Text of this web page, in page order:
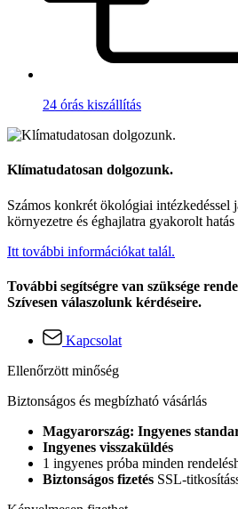
24 órás kiszállítás
Klímatudatosan dolgozunk.
Számos konkrét ökológiai intézkedéssel
környezetre és éghajlatra gyakorolt
Itt további információkat talál.
További segítségre van szüksége
Szívesen válaszolunk kérdéseire.
Kapcsolat
Ellenőrzött minőség
Biztonságos és megbízható vásárlás
Magyarország: Ingyenes
Ingyenes visszaküldés
1 ingyenes próba minden
Biztonságos fizetés SSL-